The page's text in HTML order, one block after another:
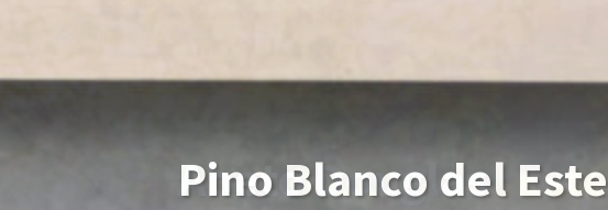
Pino Blanco del Este